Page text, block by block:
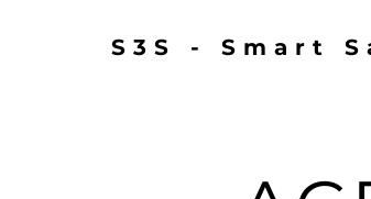
S3S - Smart